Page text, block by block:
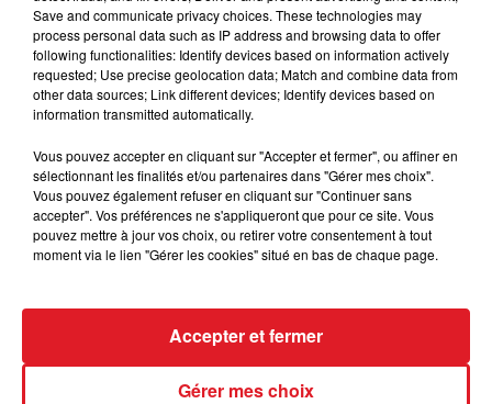
FAMILLE À DENNLYS PARC !
LES PODCASTS
Save and communicate privacy choices. These technologies may
process personal data such as IP address and browsing data to offer
following functionalities: Identify devices based on information actively
requested; Use precise geolocation data; Match and combine data from
other data sources; Link different devices; Identify devices based on
information transmitted automatically.
Vous pouvez accepter en cliquant sur "Accepter et fermer", ou affiner en
sélectionnant les finalités et/ou partenaires dans "Gérer mes choix".
Vous pouvez également refuser en cliquant sur "Continuer sans
accepter". Vos préférences ne s'appliqueront que pour ce site. Vous
pouvez mettre à jour vos choix, ou retirer votre consentement à tout
moment via le lien "Gérer les cookies" situé en bas de chaque page.
Gérer mes choix
Accepter et fermer